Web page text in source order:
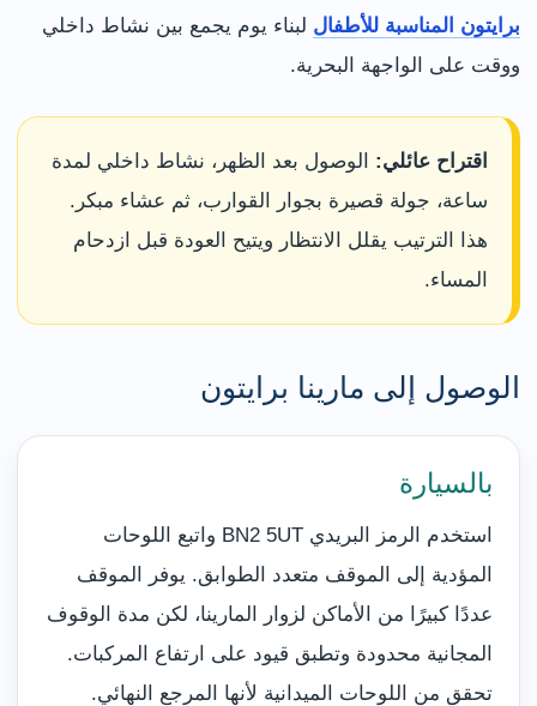
برايتون المناسبة للأطفال لبناء يوم يجمع بين نشاط داخلي
ووقت على الواجهة البحرية.
اقتراح عائلي: الوصول بعد الظهر، نشاط داخلي لمدة
ساعة، جولة قصيرة بجوار القوارب، ثم عشاء مبكر.
هذا الترتيب يقلل الانتظار ويتيح العودة قبل ازدحام
المساء.
الوصول إلى مارينا برايتون
بالسيارة
استخدم الرمز البريدي BN2 5UT واتبع اللوحات
المؤدية إلى الموقف متعدد الطوابق. يوفر الموقف
عددًا كبيرًا من الأماكن لزوار المارينا، لكن مدة الوقوف
المجانية محدودة وتطبق قيود على ارتفاع المركبات.
تحقق من اللوحات الميدانية لأنها المرجع النهائي.